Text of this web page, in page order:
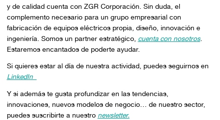
y de calidad cuenta con ZGR Corporación. Sin duda, el
complemento necesario para un grupo empresarial con
fabricación de equipos eléctricos propia, diseño, innovación e
ingeniería. Somos un partner estratégico, cuenta con nosotros.
Estaremos encantados de poderte ayudar.
Si quieres estar al día de nuestra actividad, puedes seguirnos en
LinkedIn
Y si además te gusta profundizar en las tendencias,
innovaciones, nuevos modelos de negocio… de nuestro sector,
puedes suscribirte a nuestro newsletter.